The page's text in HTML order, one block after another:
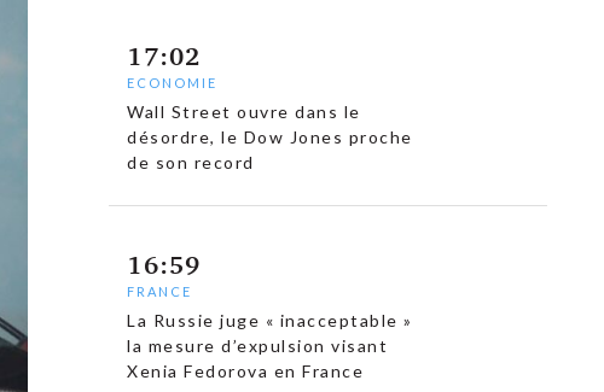
17:02
ECONOMIE
Wall Street ouvre dans le
désordre, le Dow Jones proche
de son record
16:59
FRANCE
La Russie juge « inacceptable »
la mesure d’expulsion visant
Xenia Fedorova en France